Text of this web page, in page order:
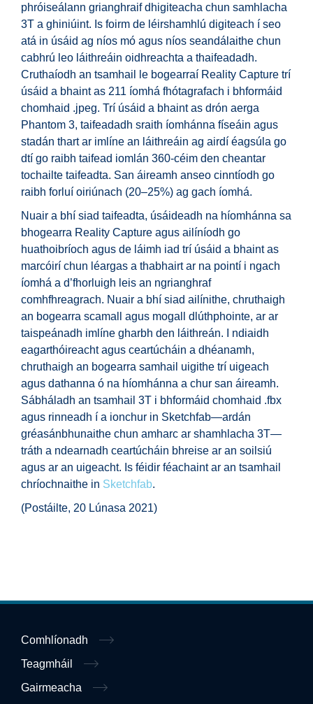
phróiseálann grianghraif dhigiteacha chun samhlacha
3T a ghiniúint. Is foirm de léirshamhlú digiteach í seo
atá in úsáid ag níos mó agus níos seandálaithe chun
cabhrú leo láithreáin oidhreachta a thaifeadadh.
Cruthaíodh an tsamhail le bogearraí Reality Capture trí
úsáid a bhaint as 211 íomhá fhótagrafach i bhformáid
chomhaid .jpeg. Trí úsáid a bhaint as drón aerga
Phantom 3, taifeadadh sraith íomhánna físeáin agus
stadán thart ar imlíne an láithreáin ag airdí éagsúla go
dtí go raibh taifead iomlán 360-céim den cheantar
tochailte taifeadta. San áireamh anseo cinntíodh go
raibh forluí oiriúnach (20–25%) ag gach íomhá.
Nuair a bhí siad taifeadta, úsáideadh na híomhánna sa
bhogearra Reality Capture agus ailíníodh go
huathoibríoch agus de láimh iad trí úsáid a bhaint as
marcóirí chun léargas a thabhairt ar na pointí i ngach
íomhá a d’fhorluigh leis an ngrianghraf
comhfhreagrach. Nuair a bhí siad ailínithe, chruthaigh
an bogearra scamall agus mogall dlúthphointe, ar ar
taispeánadh imlíne gharbh den láithreán. I ndiaidh
eagarthóireacht agus ceartúcháin a dhéanamh,
chruthaigh an bogearra samhail uigithe trí uigeach
agus dathanna ó na híomhánna a chur san áireamh.
Sábháladh an tsamhail 3T i bhformáid chomhaid .fbx
agus rinneadh í a ionchur in Sketchfab—ardán
gréasánbhunaithe chun amharc ar shamhlacha 3T—
tráth a ndearnadh ceartúcháin bhreise ar an soilsiú
agus ar an uigeacht. Is féidir féachaint ar an tsamhail
chríochnaithe in Sketchfab.
(Postáilte, 20 Lúnasa 2021)
Comhlíonadh
Teagmháil
Gairmeacha